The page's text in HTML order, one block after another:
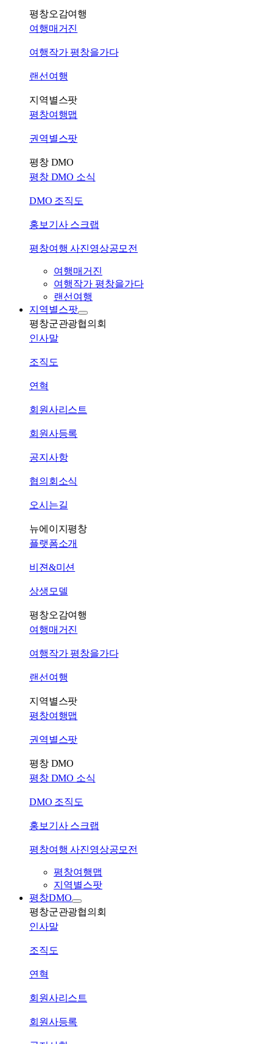
평창오감여행
여행매거진
여행작가 평창을가다
랜선여행
지역별스팟
평창여행맵
권역별스팟
평창 DMO
평창 DMO 소식
DMO 조직도
홍보기사 스크랩
평창여행 사진영상공모전
여행매거진
여행작가 평창을가다
랜선여행
지역별스팟
평창군관광협의회
인사말
조직도
연혁
회원사리스트
회원사등록
공지사항
협의회소식
오시는길
뉴에이지평창
플랫폼소개
비젼&미션
상생모델
평창오감여행
여행매거진
여행작가 평창을가다
랜선여행
지역별스팟
평창여행맵
권역별스팟
평창 DMO
평창 DMO 소식
DMO 조직도
홍보기사 스크랩
평창여행 사진영상공모전
평창여행맵
지역별스팟
평창DMO
평창군관광협의회
인사말
조직도
연혁
회원사리스트
회원사등록